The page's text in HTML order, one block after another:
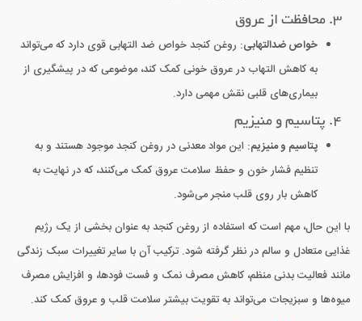
3. محافظت از عروق
خواص ضدالتهابی: روغن کنجد خواص ضد التهابی قوی دارد که می‌تواند
به کاهش التهاب در عروق خونی کمک کند، موضوعی که در پیشگیری از
بیماری‌های قلبی نقش مهمی دارد.
4. پتاسیم و منیزیم
پتاسیم و منیزیم: این مواد معدنی در روغن کنجد موجود هستند و به
تنظیم فشار خون و حفظ سلامت عروق کمک می‌کنند، که در نهایت به
کاهش بار روی قلب منجر می‌شود.
با این حال، مهم است که استفاده از روغن کنجد به عنوان بخشی از یک رژیم
غذایی متعادل و سالم در نظر گرفته شود. ترکیب آن با سایر تغییرات سبک زندگی
مانند فعالیت بدنی منظم، کاهش مصرف نمک و فست فودها، و افزایش مصرف
میوه‌ها و سبزیجات می‌تواند به تقویت بیشتر سلامت قلب و عروق کمک کند.